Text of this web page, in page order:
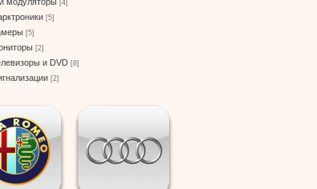
[4]
[5]
[5]
[2]
и DVD [8]
[2]